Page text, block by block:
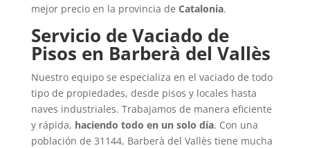
mejor precio en la provincia de Catalonia.
Servicio de Vaciado de
Pisos en Barberà del Vallès
Nuestro equipo se especializa en el vaciado de todo
tipo de propiedades, desde pisos y locales hasta
naves industriales. Trabajamos de manera eficiente
y rápida, haciendo todo en un solo día. Con una
población de 31144, Barberà del Vallès tiene mucha